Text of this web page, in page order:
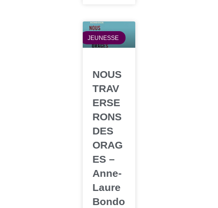
JEUNESSE
NOUS
TRAV
ERSE
RONS
DES
ORAG
ES –
Anne-
Laure
Bondo